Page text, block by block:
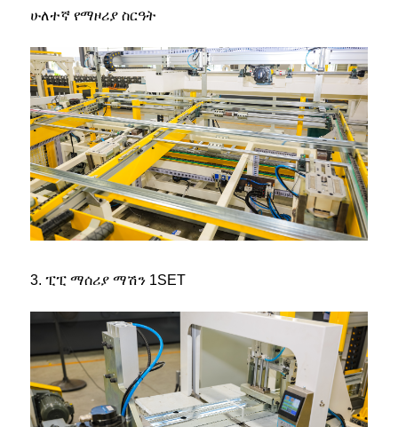
ሁለተኛ የማዞሪያ ስርዓት
3. ፒፒ ማሰሪያ ማሽን 1SET